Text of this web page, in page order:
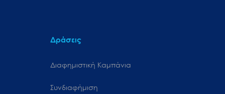
Δράσεις
Διαφημιστική Καμπάνια
Συνδιαφήμιση